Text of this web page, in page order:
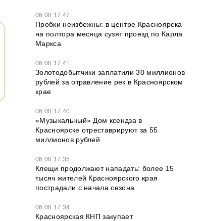
06.08 17:47
Пробки неизбежны: в центре Красноярска
на полтора месяца сузят проезд по Карла
Маркса
06.08 17:41
Золотодобытчики заплатили 30 миллионов
рублей за отравление рек в Красноярском
крае
06.08 17:40
«Музыкальный» Дом ксендза в
Красноярске отреставрируют за 55
миллионов рублей
06.08 17:35
Клещи продолжают нападать: более 15
тысяч жителей Красноярского края
пострадали с начала сезона
06.08 17:34
Красноярская КНП закупает